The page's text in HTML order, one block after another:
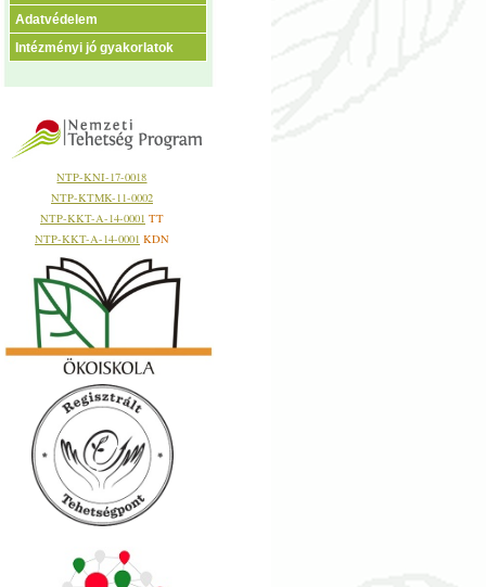
Adatvédelem
Intézményi jó gyakorlatok
NTP-KNI-17-0018
NTP-KTMK-11-0002
NTP-KKT-A-14-0001 TT
NTP-KKT-A-14-0001 KDN